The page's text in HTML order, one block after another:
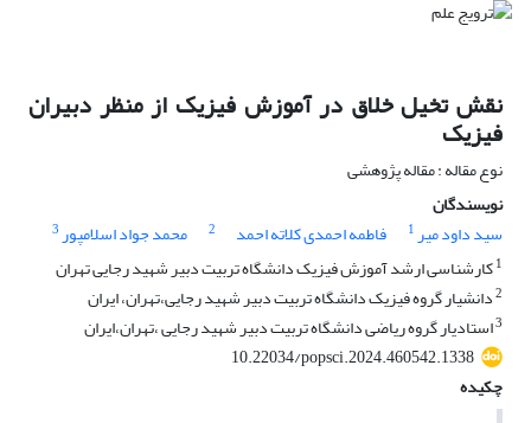
نقش تخیل خلاق در آموزش فیزیک از منظر دبیران
فیزیک
نوع مقاله : مقاله پژوهشی
نویسندگان
سید داود میر1 فاطمه احمدی کلاته احمد 2 محمد جواد اسلامپور3
1کارشناسی ارشد آموزش فیزیک دانشگاه تربیت دبیر شهید رجایی تهران
2دانشیار گروه فیزیک دانشگاه تربیت دبیر شهید رجایی،تهران، ایران
3استادیار گروه ریاضی دانشگاه تربیت دبیر شهید رجایی ،تهران،ایران
10.22034/popsci.2024.460542.1338
چکیده